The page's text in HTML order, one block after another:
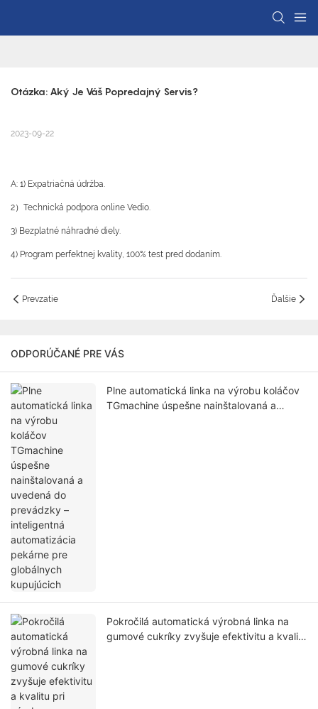
Otázka: Aký Je Váš Popredajný Servis?
2023-09-22
A: 1) Expatriačná údržba.
2）Technická podpora online Vedio.
3) Bezplatné náhradné diely.
4) Program perfektnej kvality, 100% test pred dodaním.
Prevzatie Ďalšie
ODPORÚČANÉ PRE VÁS
Plne automatická linka na výrobu koláčov
TGmachine úspešne nainštalovaná a
Pokročilá automatická výrobná linka na
gumové cukríky zvyšuje efektivitu a kvalitu